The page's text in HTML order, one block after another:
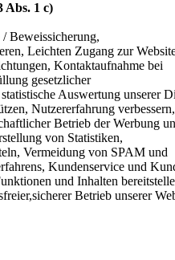
Abs. 1 c)
Beweissicherung,
Leichten Zugang zur
Kontaktaufnahme bei
gesetzlicher
Auswertung unserer
Nutzererfahrung verbessern,
Betrieb der Werbung
von Statistiken,
Vermeidung von SPAM und
Kundenservice und
und Inhalten
Betrieb unserer